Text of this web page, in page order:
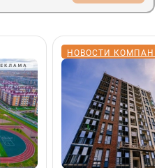
НОВОСТИ